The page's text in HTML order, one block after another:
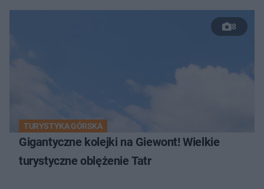
8
TURYSTYKA GÓRSKA
Gigantyczne kolejki na Giewont! Wielkie
turystyczne oblężenie Tatr